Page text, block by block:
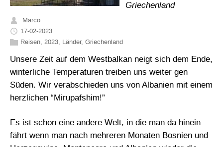
Griechenland
Marco
17-02-2023
Reisen, 2023, Länder, Griechenland
Unsere Zeit auf dem Westbalkan neigt sich dem Ende,
winterliche Temperaturen treiben uns weiter gen
Süden. Wir verabschieden uns von Albanien mit einem
herzlichen “Mirupafshim!”
Es ist schon eine andere Welt, in die man da hinein
fährt wenn man nach mehreren Monaten Bosnien und